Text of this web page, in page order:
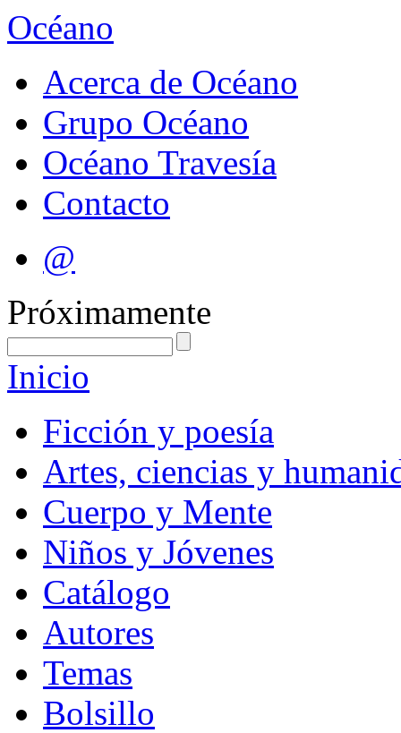
Océano
Acerca de Océano
Grupo Océano
Océano Travesía
Contacto
@
Próximamente
Inicio
Ficción y poesía
Artes, ciencias y
Cuerpo y Mente
Niños y Jóvenes
Catálogo
Autores
Temas
Bolsillo